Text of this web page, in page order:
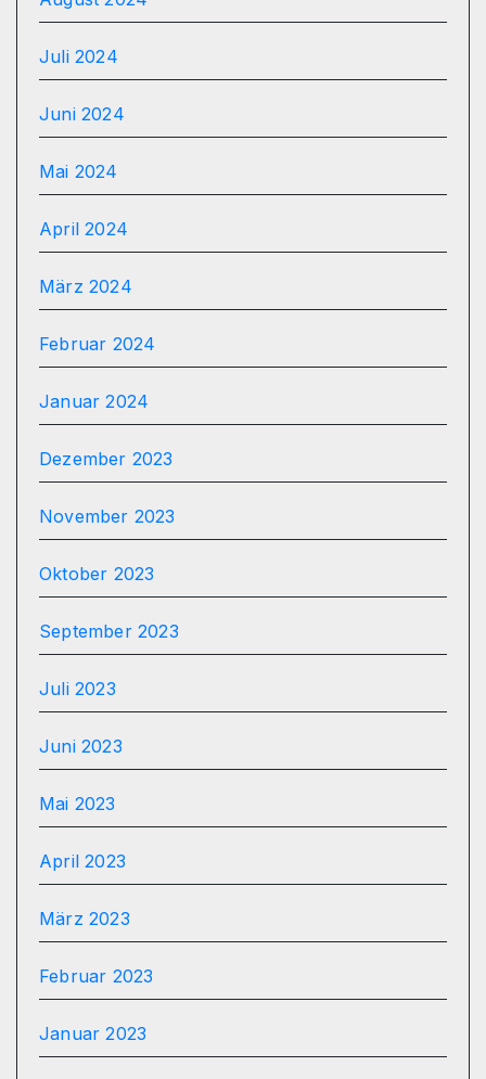
Juli 2024
Juni 2024
Mai 2024
April 2024
März 2024
Februar 2024
Januar 2024
Dezember 2023
November 2023
Oktober 2023
September 2023
Juli 2023
Juni 2023
Mai 2023
April 2023
März 2023
Februar 2023
Januar 2023